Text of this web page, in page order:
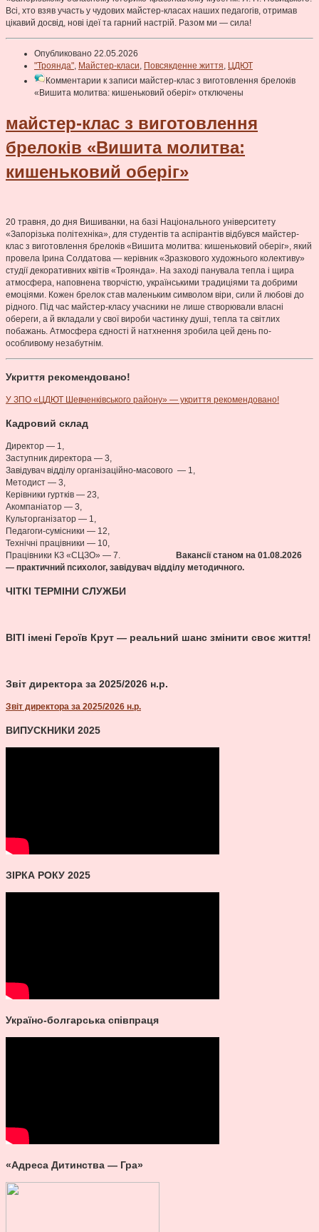
Всі, хто взяв участь у чудових майстер-класах наших педагогів, отримав
цікавий досвід, нові ідеї та гарний настрій. Разом ми — сила!
Опубликовано 22.05.2026
"Троянда", Майстер-класи, Повсякденне життя, ЦДЮТ
Комментарии к записи майстер-клас з виготовлення брелоків
«Вишита молитва: кишеньковий оберіг» отключены
майстер-клас з виготовлення
брелоків «Вишита молитва:
кишеньковий оберіг»
20 травня, до дня Вишиванки, на базі Національного університету
«Запорізька політехніка», для студентів та аспірантів відбувся майстер-
клас з виготовлення брелоків «Вишита молитва: кишеньковий оберіг», який
провела Ірина Солдатова — керівник «Зразкового художнього колективу»
студії декоративних квітів «Троянда». На заході панувала тепла і щира
атмосфера, наповнена творчістю, українськими традиціями та добрими
емоціями. Кожен брелок став маленьким символом віри, сили й любові до
рідного. Під час майстер-класу учасники не лише створювали власні
обереги, а й вкладали у свої вироби частинку душі, тепла та світлих
побажань. Атмосфера єдності й натхнення зробила цей день по-
особливому незабутнім.
Укриття рекомендовано!
У ЗПО «ЦДЮТ Шевченківського району» — укриття рекомендовано!
Кадровий склад
Директор — 1,
Заступник директора — 3,
Завідувач відділу організаційно-масового — 1,
Методист — 3,
Керівники гуртків — 23,
Акомпаніатор — 3,
Культорганізатор — 1,
Педагоги-сумісники — 12,
Технічні працівники — 10,
Працівники КЗ «СЦЗО» — 7. Вакансії станом на 01.08.2026
— практичний психолог, завідувач відділу методичного.
ЧІТКІ ТЕРМІНИ СЛУЖБИ
ВІТІ імені Героїв Крут — реальний шанс змінити своє життя!
Звіт директора за 2025/2026 н.р.
Звіт директора за 2025/2026 н.р.
ВИПУСКНИКИ 2025
ЗІРКА РОКУ 2025
Україно-болгарська співпраця
«Адреса Дитинства — Гра»